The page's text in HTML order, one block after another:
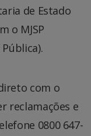
de Estado
o MJSP
com o
reclamações e
0800 647-